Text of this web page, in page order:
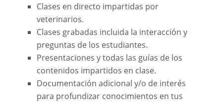
Clases en directo impartidas por
veterinarios.
Clases grabadas incluida la interacción y
preguntas de los estudiantes.
Presentaciones y todas las guías de los
contenidos impartidos en clase.
Documentación adicional y/o de interés
para profundizar conocimientos en tus